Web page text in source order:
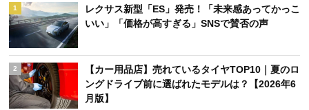
1
レクサス新型「ES」発売！「未来感あってかっこ
いい」「価格が高すぎる」SNSで賛否の声
2
【カー用品店】売れているタイヤTOP10｜夏のロ
ングドライブ前に選ばれたモデルは？【2026年6
月版】